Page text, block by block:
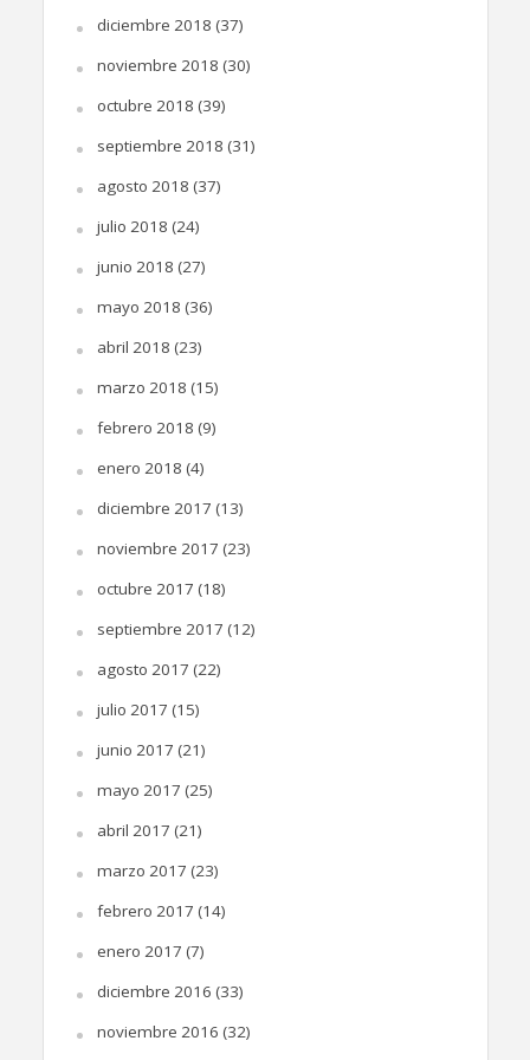
diciembre 2018 (37)
noviembre 2018 (30)
octubre 2018 (39)
septiembre 2018 (31)
agosto 2018 (37)
julio 2018 (24)
junio 2018 (27)
mayo 2018 (36)
abril 2018 (23)
marzo 2018 (15)
febrero 2018 (9)
enero 2018 (4)
diciembre 2017 (13)
noviembre 2017 (23)
octubre 2017 (18)
septiembre 2017 (12)
agosto 2017 (22)
julio 2017 (15)
junio 2017 (21)
mayo 2017 (25)
abril 2017 (21)
marzo 2017 (23)
febrero 2017 (14)
enero 2017 (7)
diciembre 2016 (33)
noviembre 2016 (32)